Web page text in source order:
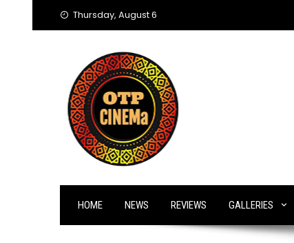
Thursday, August 6
HOME NEWS REVIEWS GALLERIES